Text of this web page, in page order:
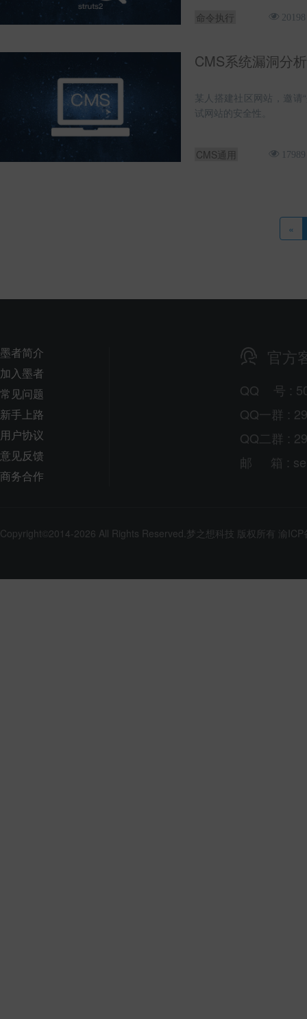
命令执行
20198
CMS系统漏洞分
某人搭建社区网站，邀请
试网站的安全性。
CMS通用 17989
«
墨者简介
加入墨者
常见问题
新手上路
用户协议
意见反馈
商务合作
官方
QQ 号 :
QQ一群 :
QQ二群 :
邮
箱 :
Copyright©2014-2026 All Rights Reserved.梦之想科技 版权所有 渝